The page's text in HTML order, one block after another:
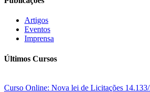
Artigos
Eventos
Imprensa
Últimos Cursos
Curso Online: Nova lei de Licitações 14.133/